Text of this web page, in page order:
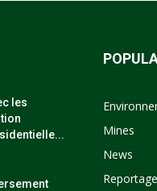
les
Mines
News